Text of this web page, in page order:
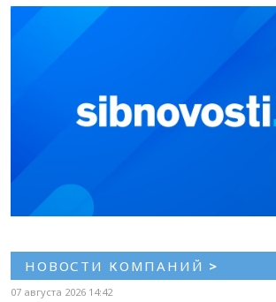
НОВОСТИ КОМПАНИЙ >
07 августа 2026 14:42